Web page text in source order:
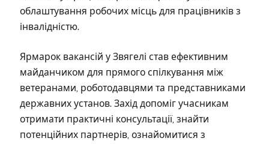
облаштування робочих місць для працівників з
інвалідністю.
Ярмарок вакансій у Звягелі став ефективним
майданчиком для прямого спілкування між
ветеранами, роботодавцями та представниками
державних установ. Захід допоміг учасникам
отримати практичні консультації, знайти
потенційних партнерів, ознайомитися з